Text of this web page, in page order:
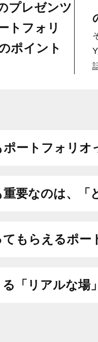
プレゼンツ
トフォリ
ポイント
ートフォリオ
要なのは、
もらえるポー
「リアルな場